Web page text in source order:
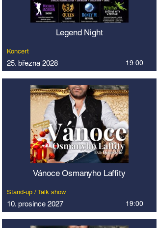
Legend Night
Koncert
25. března 2028 19:00
Vánoce Osmanyho Laffity
Stand-up / Talk show
10. prosince 2027 19:00